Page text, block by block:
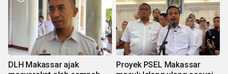
DLH Makassar ajak
Proyek PSEL Makassar